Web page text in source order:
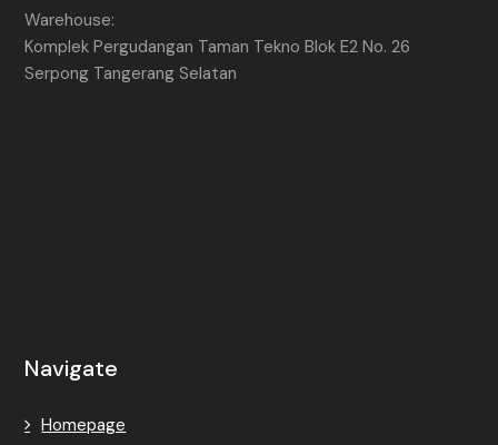
Warehouse:
Komplek Pergudangan Taman Tekno Blok E2 No. 26
Serpong Tangerang Selatan
Navigate
Homepage